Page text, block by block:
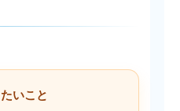
いこと